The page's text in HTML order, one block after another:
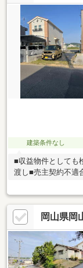
建築条件なし
■収益物件としても
渡し■売主契約不適
岡山県岡